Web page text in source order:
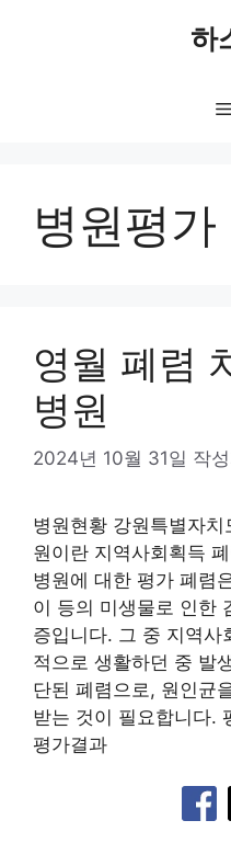
하
병원평가
영월 폐렴
병원
2024년 10월 31일 작
병원현황 강원특별자
원이란 지역사회획득
병원에 대한 평가 폐렴
이 등의 미생물로 인한
증입니다. 그 중 지역사
적으로 생활하던 중 발
단된 폐렴으로, 원인균
받는 것이 필요합니다.
평가결과